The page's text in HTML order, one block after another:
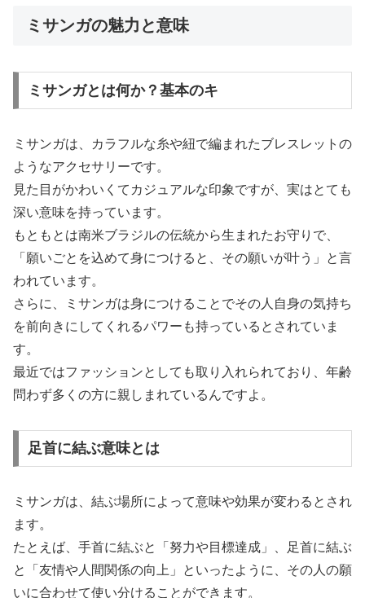
ミサンガの魅力と意味
ミサンガとは何か？基本のキ
ミサンガは、カラフルな糸や紐で編まれたブレスレットの
ようなアクセサリーです。
見た目がかわいくてカジュアルな印象ですが、実はとても
深い意味を持っています。
もともとは南米ブラジルの伝統から生まれたお守りで、
「願いごとを込めて身につけると、その願いが叶う」と言
われています。
さらに、ミサンガは身につけることでその人自身の気持ち
を前向きにしてくれるパワーも持っているとされていま
す。
最近ではファッションとしても取り入れられており、年齢
問わず多くの方に親しまれているんですよ。
足首に結ぶ意味とは
ミサンガは、結ぶ場所によって意味や効果が変わるとされ
ます。
たとえば、手首に結ぶと「努力や目標達成」、足首に結ぶ
と「友情や人間関係の向上」といったように、その人の願
いに合わせて使い分けることができます。